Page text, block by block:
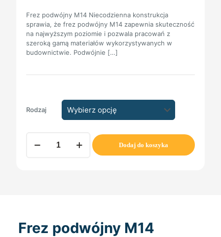
100,00 zł
do
200,00 zł
Frez podwójny M14 Niecodzienna konstrukcja
sprawia, że frez podwójny M14 zapewnia skuteczność
na najwyższym poziomie i pozwala pracowań z
szeroką gamą materiałów wykorzystywanych w
budownictwie. Podwójnie […]
Rodzaj
ilość
FREZ
PODWÓJNY
Dodaj do koszyka
Frez podwójny M14